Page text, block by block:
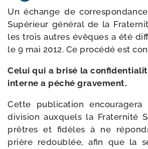
Un échange de
Supérieur géné­ral de la
les trois autres évêques a été
le 9 mai 2012. Ce pro­cé­dé est
Celui qui a bri­sé la
interne a péché gravement.
Cette publi­ca­tion
divi­sion aux­quels la Fraternité
prêtres et fidèles à ne
prière redou­blée, afin que la